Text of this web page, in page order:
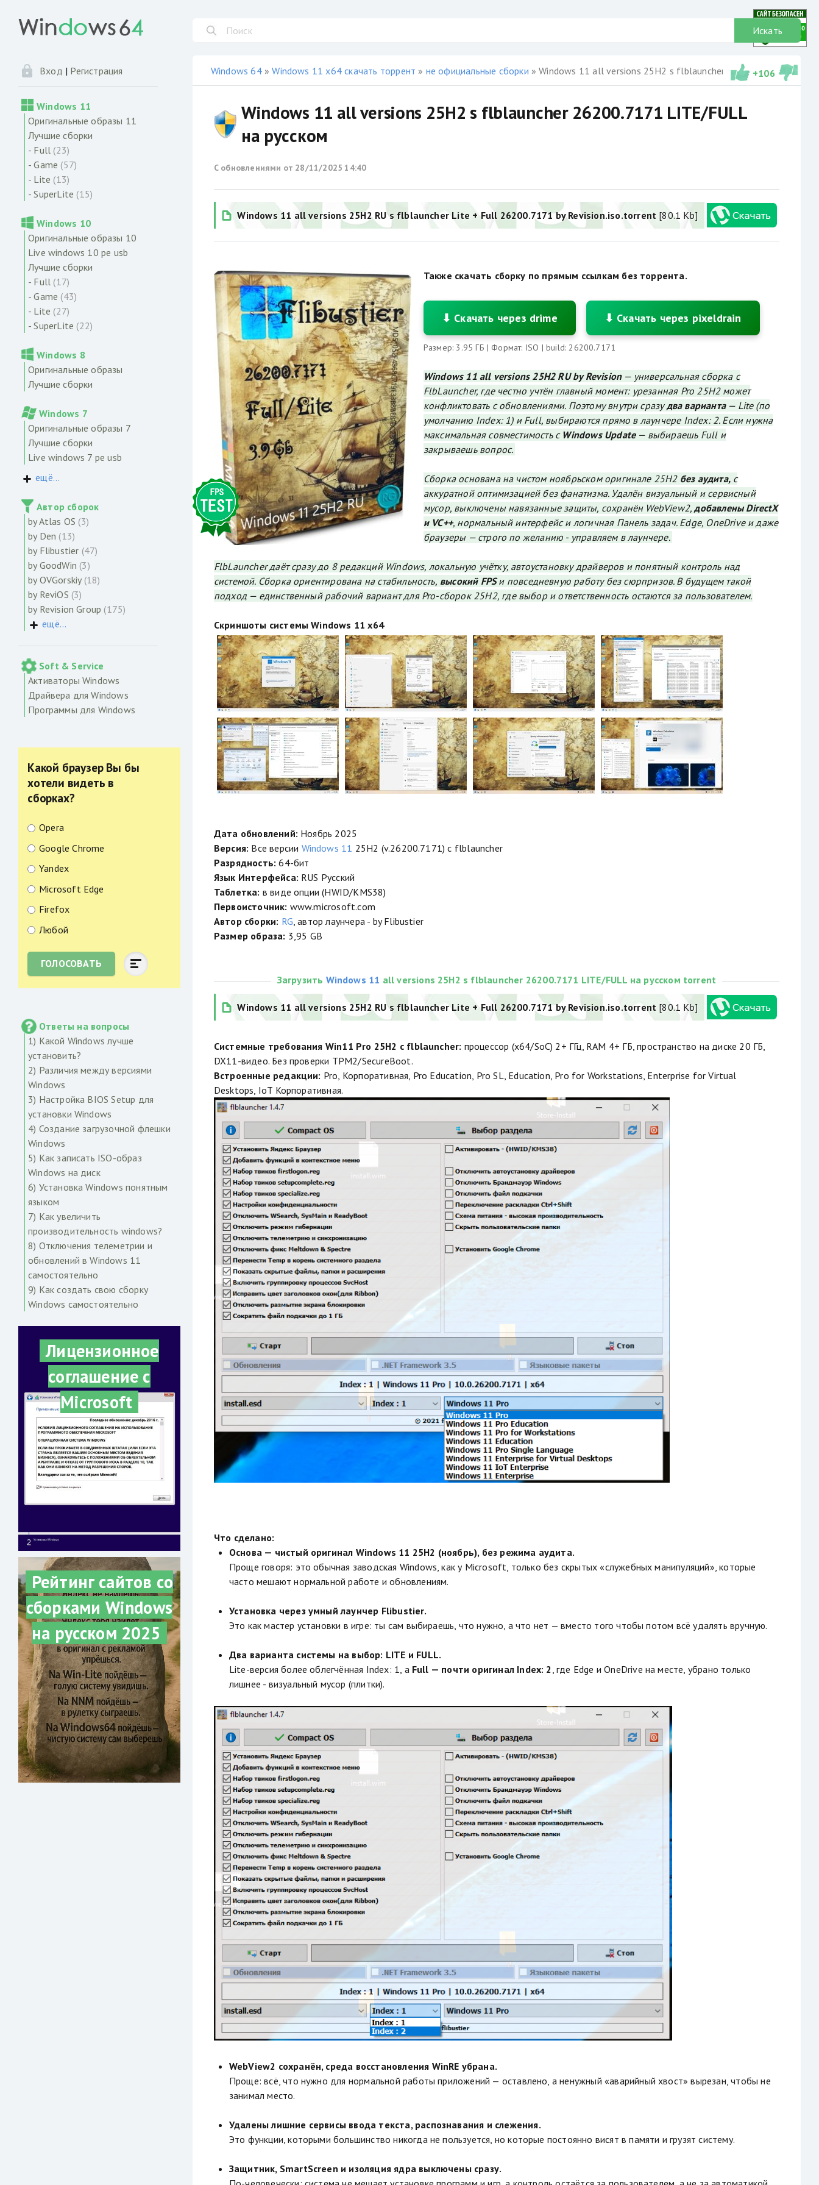
Искать
Windows 64»Windows 11 x64 скачать торрент » не официальные сборки » Windows 11 all versions 25H2 s flblauncher 26200.7171 LITE/FULL на русском
+106
Windows 11 all versions 25H2 s flblauncher 26200.7171 LITE/FULL
на русском
С обновлениями от 28/11/2025 14:40
Windows 11 all versions 25H2 RU s flblauncher Lite + Full 26200.7171 by Revision.iso.torrent [80.1 Kb]
Также скачать сборку по прямым ссылкам без торрента.
⬇ Скачать через drime ⬇ Скачать через pixeldrain
Размер: 3.95 ГБ | Формат: ISO | build: 26200.7171
Windows 11 all versions 25H2 RU by Revision— универсальная сборка с
FlbLauncher, где честно учтён главный момент: урезанная Pro 25H2 может
конфликтовать с обновлениями. Поэтому внутри сразудва варианта— Lite (по
умолчанию Index: 1) и Full, выбираются прямо в лаунчере Index: 2. Если нужна
максимальная совместимость с Windows Update— выбираешь Full и
закрываешь вопрос.
Сборка основана на чистом ноябрьском оригинале 25H2 без аудита,с
аккуратной оптимизацией без фанатизма. Удалён визуальный и сервисный
мусор, выключены навязанные защиты, сохранён WebView2,добавлены DirectX
и VC++, нормальный интерфейс и логичная Панель задач. Edge, OneDrive и даже
браузеры — строго по желанию - управляем в лаунчере.
FlbLauncher даёт сразу до 8 редакций Windows, локальную учётку, автоустановку драйверов и понятный контроль над
системой. Сборка ориентирована на стабильность, высокий FPSи повседневную работу без сюрпризов. В будущем такой
подход — единственный рабочий вариант для Pro-сборок 25H2, где выбор и ответственность остаются за пользователем.
Скриншоты системы Windows 11 x64
Дата обновлений: Ноябрь 2025
Версия: Все версии Windows 11 25H2 (v.26200.7171) с flblauncher
Разрядность: 64-бит
Язык Интерфейса: RUS Русский
Таблетка: в виде опции (HWID/KMS38)
Первоисточник: www.microsoft.com
Автор сборки: RG , автор лаунчера - by Flibustier
Размер образа: 3,95 GB
Загрузить Windows 11 all versions 25H2 s flblauncher 26200.7171 LITE/FULL на русском torrent
Windows 11 all versions 25H2 RU s flblauncher Lite + Full 26200.7171 by Revision.iso.torrent [80.1 Kb]
Системные требования Win11 Pro 25H2 с flblauncher: процессор (x64/SoC) 2+ ГГц, RAM 4+ ГБ, пространство на диске 20 ГБ,
DX11-видео. Без проверки TPM2/SecureBoot.
Встроенные редакции: Pro, Корпоративная, Pro Education, Pro SL, Education, Pro for Workstations, Enterprise for Virtual
Desktops, IoT Корпоративная.
Что сделано:
Основа — чистый оригинал Windows 11 25H2 (ноябрь), без режима аудита.
Проще говоря: это обычная заводская Windows, как у Microsoft, только без скрытых «служебных манипуляций», которые
часто мешают нормальной работе и обновлениям.
Установка через умный лаунчер Flibustier.
Это как мастер установки в игре: ты сам выбираешь, что нужно, а что нет — вместо того чтобы потом всё удалять вручную.
Два варианта системы на выбор: LITE и FULL.
Lite-версия более облегчённая Index: 1, а Full — почти оригинал Index: 2, где Edge и OneDrive на месте, убрано только
лишнее - визуальный мусор (плитки).
WebView2 сохранён, среда восстановления WinRE убрана.
Проще: всё, что нужно для нормальной работы приложений — оставлено, а ненужный «аварийный хвост» вырезан, чтобы не
занимал место.
Удалены лишние сервисы ввода текста, распознавания и слежения.
Это функции, которыми большинство никогда не пользуется, но которые постоянно висят в памяти и грузят систему.
Защитник, SmartScreen и изоляция ядра выключены сразу.
Вход | Регистрация
Windows 11
Оригинальные образы 11
Лучшие сборки
- Full (23)
- Game (57)
- Lite (13)
- SuperLite (15)
Windows 10
Оригинальные образы 10
Live windows 10 pe usb
Лучшие сборки
- Full (17)
- Game (43)
- Lite (27)
- SuperLite (22)
Windows 8
Оригинальные образы
Лучшие сборки
Windows 7
Оригинальные образы 7
Лучшие сборки
Live windows 7 pe usb
ещё...
Автор сборок
by Atlas OS (3)
by Den (13)
by Flibustier (47)
by GoodWin (3)
by OVGorskiy (18)
by ReviOS (3)
by Revision Group (175)
ещё...
Soft & Service
Активаторы Windows
Драйвера для Windows
Программы для Windows
Какой браузер Вы бы
хотели видеть в
сборках?
Opera
Google Chrome
Yandex
Microsoft Edge
Firefox
Любой
ГОЛОСОВАТЬ
Ответы на вопросы
1) Какой Windows лучше
установить?
2) Различия между версиями
Windows
3) Настройка BIOS Setup для
установки Windows
4) Создание загрузочной флешки
Windows
5) Как записать ISO-образ
Windows на диск
6) Установка Windows понятным
языком
7) Как увеличить
производительность windows?
8) Отключения телеметрии и
обновлений в Windows 11
самостоятельно
9) Как создать свою сборку
Windows самостоятельно
Лицензионное
соглашение с
Microsoft
Рейтинг сайтов со
сборками Windows
на русском 2025